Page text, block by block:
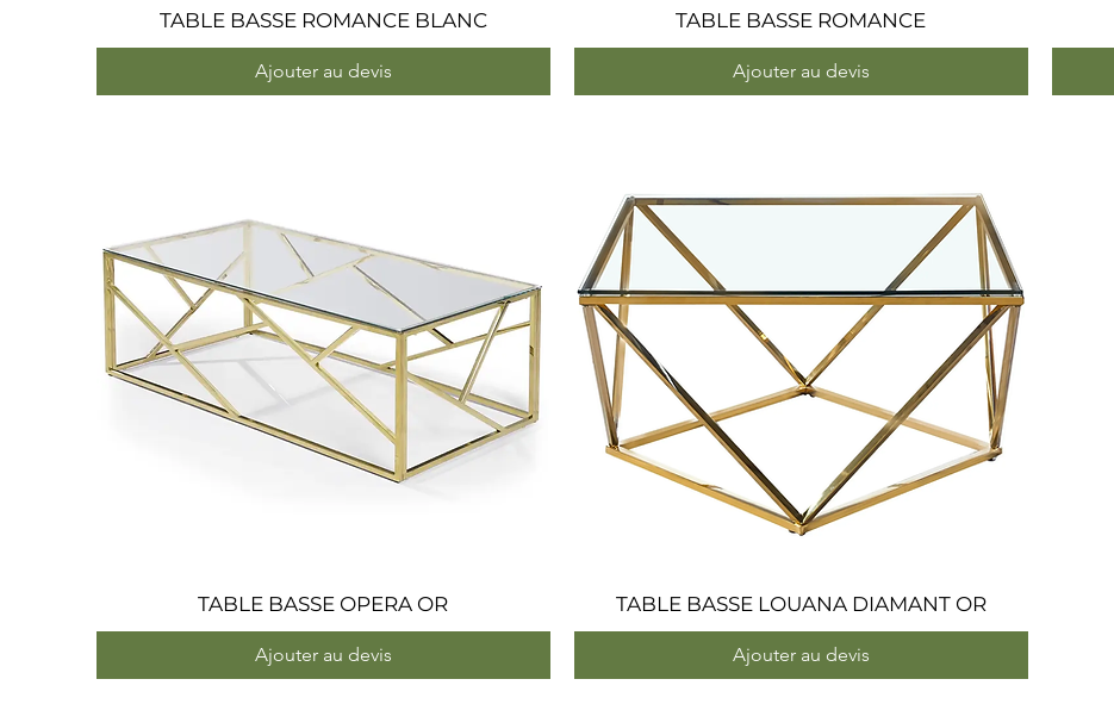
Aperçu rapide
TABLE BASSE ROMANCE BLANC
Ajouter au devis
Aperçu rapide
TABLE BASSE ROMANCE
Ajouter au devis
Aperçu rapide
TABLE BASSE OPERA OR
Ajouter au devis
Aperçu rapide
TABLE BASSE LOUANA DIAMANT OR
Ajouter au devis